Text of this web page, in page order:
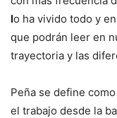
lo ha vivido todo y
que podrán leer en
trayectoria y las
Peña se define
el trabajo desde la